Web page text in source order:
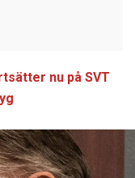
nu på SVT